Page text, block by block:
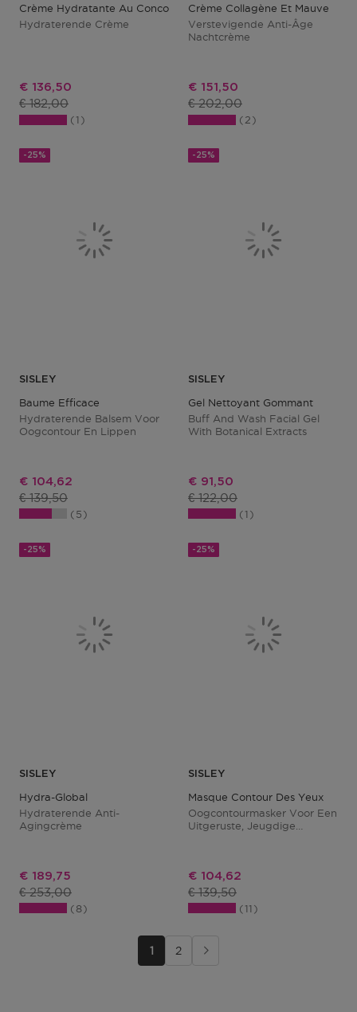
Crème Hydratante Au Concombre
Hydraterende Crème
Kortingsprijs
€ 136,50
Productprijs
€ 182,00
1
Crème Collagène Et Mauve
Verstevigende Anti-Âge
Nachtcrème
Kortingsprijs
€ 151,50
Productprijs
€ 202,00
2
-25%
SISLEY
Baume Efficace
Hydraterende Balsem Voor
Oogcontour En Lippen
Kortingsprijs
€ 104,62
Productprijs
€ 139,50
5
-25%
SISLEY
Gel Nettoyant Gommant
Buff And Wash Facial Gel
With Botanical Extracts
Kortingsprijs
€ 91,50
Productprijs
€ 122,00
1
-25%
SISLEY
Hydra-Global
Hydraterende Anti-
Agingcrème
Kortingsprijs
€ 189,75
Productprijs
€ 253,00
8
-25%
SISLEY
Masque Contour Des Yeux
Oogcontourmasker Voor Een
Uitgeruste, Jeugdige
Kortingsprijs
€ 104,62
Productprijs
€ 139,50
11
1 2